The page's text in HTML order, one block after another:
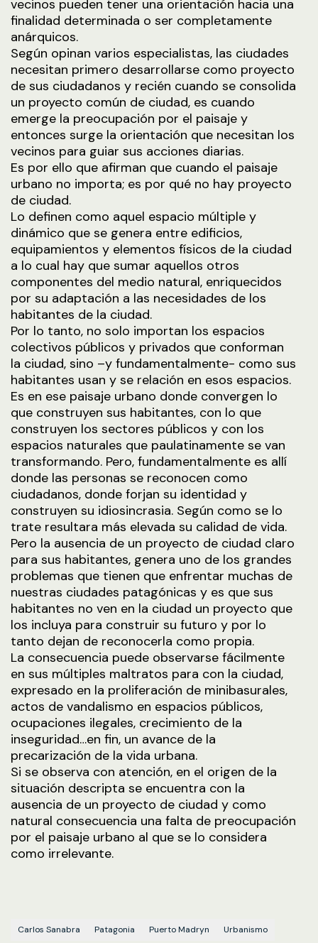
vecinos pueden tener una orientación hacia una
finalidad determinada o ser completamente
anárquicos.
Según opinan varios especialistas, las ciudades
necesitan primero desarrollarse como proyecto
de sus ciudadanos y recién cuando se consolida
un proyecto común de ciudad, es cuando
emerge la preocupación por el paisaje y
entonces surge la orientación que necesitan los
vecinos para guiar sus acciones diarias.
Es por ello que afirman que cuando el paisaje
urbano no importa; es por qué no hay proyecto
de ciudad.
Lo definen como aquel espacio múltiple y
dinámico que se genera entre edificios,
equipamientos y elementos físicos de la ciudad
a lo cual hay que sumar aquellos otros
componentes del medio natural, enriquecidos
por su adaptación a las necesidades de los
habitantes de la ciudad.
Por lo tanto, no solo importan los espacios
colectivos públicos y privados que conforman
la ciudad, sino –y fundamentalmente- como sus
habitantes usan y se relación en esos espacios.
Es en ese paisaje urbano donde convergen lo
que construyen sus habitantes, con lo que
construyen los sectores públicos y con los
espacios naturales que paulatinamente se van
transformando. Pero, fundamentalmente es allí
donde las personas se reconocen como
ciudadanos, donde forjan su identidad y
construyen su idiosincrasia. Según como se lo
trate resultara más elevada su calidad de vida.
Pero la ausencia de un proyecto de ciudad claro
para sus habitantes, genera uno de los grandes
problemas que tienen que enfrentar muchas de
nuestras ciudades patagónicas y es que sus
habitantes no ven en la ciudad un proyecto que
los incluya para construir su futuro y por lo
tanto dejan de reconocerla como propia.
La consecuencia puede observarse fácilmente
en sus múltiples maltratos para con la ciudad,
expresado en la proliferación de minibasurales,
actos de vandalismo en espacios públicos,
ocupaciones ilegales, crecimiento de la
inseguridad…en fin, un avance de la
precarización de la vida urbana.
Si se observa con atención, en el origen de la
situación descripta se encuentra con la
ausencia de un proyecto de ciudad y como
natural consecuencia una falta de preocupación
por el paisaje urbano al que se lo considera
como irrelevante.
Carlos Sanabra Patagonia Puerto Madryn Urbanismo